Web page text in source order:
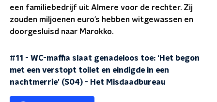
een familiebedrijf uit Almere voor de rechter. Zij
zouden miljoenen euro’s hebben witgewassen en
doorgesluisd naar Marokko.
#11 - WC-maffia slaat genadeloos toe: ‘Het begon
met een verstopt toilet en eindigde in een
nachtmerrie’ (S04) - Het Misdaadbureau